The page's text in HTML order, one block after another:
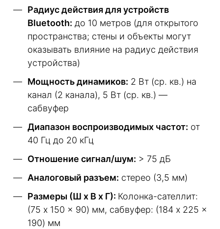
Радиус действия для устройств
Bluetooth: до 10 метров (для открытого
пространства; стены и объекты могут
оказывать влияние на радиус действия
устройства)
Мощность динамиков: 2 Вт (ср. кв.) на
канал (2 канала), 5 Вт (ср. кв.) —
сабвуфер
Диапазон воспроизводимых частот: от
40 Гц до 20 кГц
Отношение сигнал/шум: > 75 дБ
Аналоговый разъем: стерео (3,5 мм)
Размеры (Ш x В x Г): Колонка-сателлит:
(75 x 150 x 90) мм, сабвуфер: (184 x 225 x
190) мм